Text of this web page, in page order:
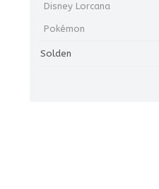
Disney Lorcana
Pokémon
Solden